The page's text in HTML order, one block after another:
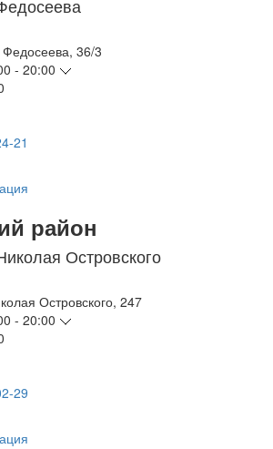
36/3
- 20:00
21
район
Островского
Островского, 247
- 20:00
29